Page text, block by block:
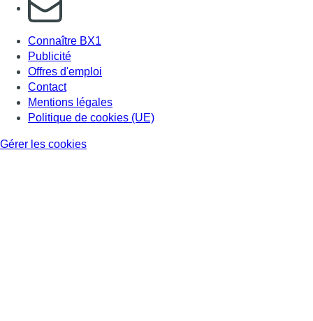
Connaître BX1
Publicité
Offres d'emploi
Contact
Mentions légales
Politique de cookies (UE)
Gérer les cookies